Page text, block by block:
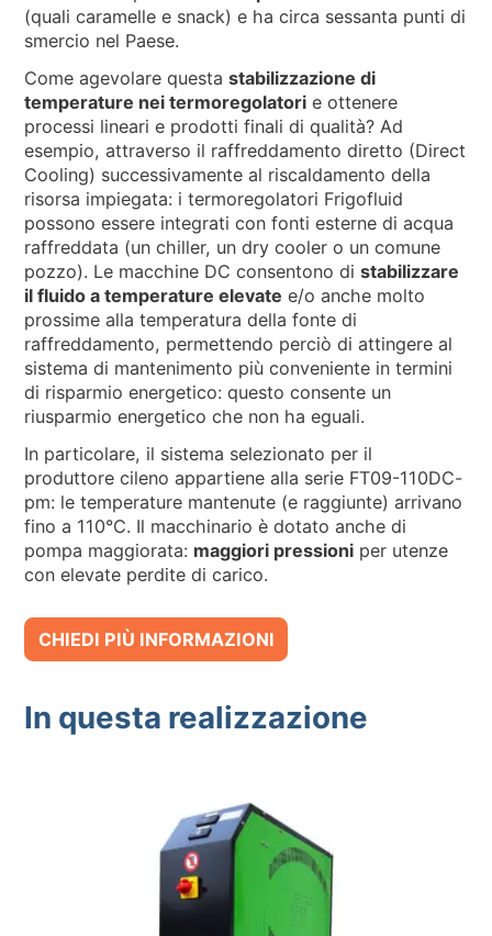
(quali caramelle e snack) e ha circa sessanta punti di
smercio nel Paese.
Come agevolare questastabilizzazione di
temperature nei termoregolatori e ottenere
processi lineari e prodotti finali di qualità? Ad
esempio, attraverso il raffreddamento diretto (Direct
Cooling) successivamente al riscaldamento della
risorsa impiegata: i termoregolatori Frigofluid
possono essere integrati con fonti esterne di acqua
raffreddata (un chiller, un dry cooler o un comune
pozzo). Le macchine DC consentono distabilizzare
il fluido a temperature elevate e/o anche molto
prossime alla temperatura della fonte di
raffreddamento, permettendo perciò di attingere al
sistema di mantenimento più conveniente in termini
di risparmio energetico: questo consente un
riusparmio energetico che non ha eguali.
In particolare, il sistema selezionato per il
produttore cileno appartiene alla serie FT09-110DC-
pm: le temperature mantenute (e raggiunte) arrivano
fino a 110°C. Il macchinario è dotato anche di
pompa maggiorata: maggiori pressioni per utenze
con elevate perdite di carico.
CHIEDI PIÙ INFORMAZIONI
In questa realizzazione